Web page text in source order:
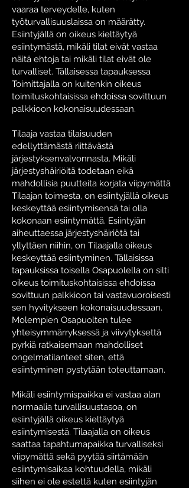
vaaraa terveydelle, kuten
työturvallisuuslaissa on määrätty.
Esiintyjällä on oikeus kieltäytyä
esiintymästä, mikäli tilat eivät vastaa
näitä ehtoja tai mikäli tilat eivät ole
turvalliset. Tällaisessa tapauksessa
Toimittajalla on kuitenkin oikeus
toimituskohtaisissa ehdoissa sovittuun
palkkioon kokonaisuudessaan.
Tilaaja vastaa tilaisuuden
edellyttämästä riittävästä
järjestyksenvalvonnasta. Mikäli
järjestyshäiriöitä todetaan eikä
mahdollisia puutteita korjata viipymättä
Tilaajan toimesta, on esiintyjällä oikeus
keskeyttää esiintymisensä tai olla
kokonaan esiintymättä. Esiintyjän
aiheuttaessa järjestyshäiriötä tai
yllyttäen niihin, on Tilaajalla oikeus
keskeyttää esiintyminen. Tällaisissa
tapauksissa toisella Osapuolella on silti
oikeus toimituskohtaisissa ehdoissa
sovittuun palkkioon tai vastavuoroisesti
sen hyvitykseen kokonaisuudessaan.
Molempien Osapuolten tulee
yhteisymmärryksessä ja viivytyksettä
pyrkiä ratkaisemaan mahdolliset
ongelmatilanteet siten, että
esiintyminen pystytään toteuttamaan.
Mikäli esiintymispaikka ei vastaa alan
normaalia turvallisuustasoa, on
esiintyjällä oikeus kieltäytyä
esiintymisestä. Tilaajalla on oikeus
saattaa tapahtumapaikka turvalliseksi
viipymättä sekä pyytää siirtämään
esiintymisaikaa kohtuudella, mikäli
siihen ei ole estettä kuten esiintyjän